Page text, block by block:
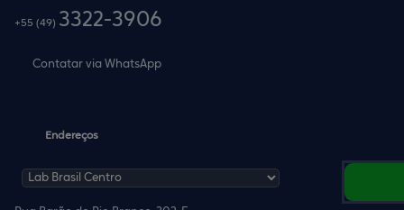
+55 (49) 3322-3906
Contatar via WhatsApp
Endereços